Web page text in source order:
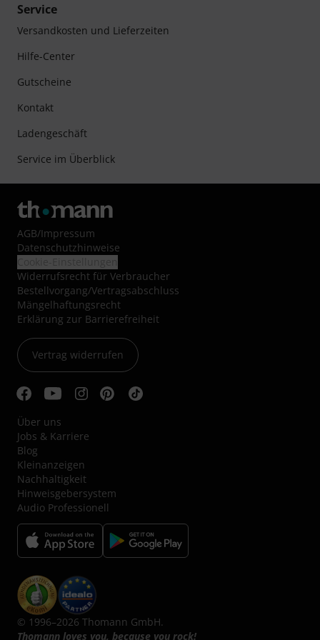
Service
Versandkosten und Lieferzeiten
Hilfe-Center
Gutscheine
Kontakt
Ladengeschäft
Service im Überblick
AGB/Impressum
Datenschutzhinweise
Widerrufsrecht für Verbraucher
Bestellvorgang/Vertragsabschluss
Mängelhaftungsrecht
Erklärung zur Barrierefreiheit
Vertrag widerrufen
Über uns
Jobs & Karriere
Blog
Kleinanzeigen
Nachhaltigkeit
Hinweisgebersystem
Audio Professionell
© 1996–2026 Thomann GmbH.
Thomann loves you, because you rock!